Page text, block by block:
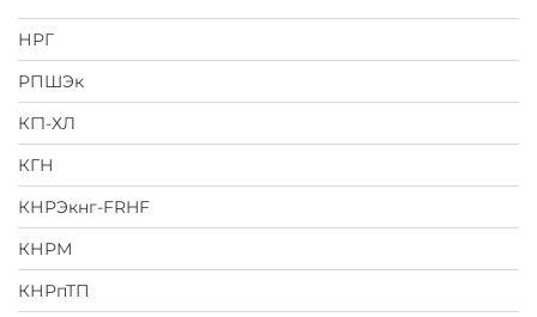
НРГ
РПШЭк
КГ1-ХЛ
КГН
КНРЭкнг-FRHF
КНРМ
КНРпТП